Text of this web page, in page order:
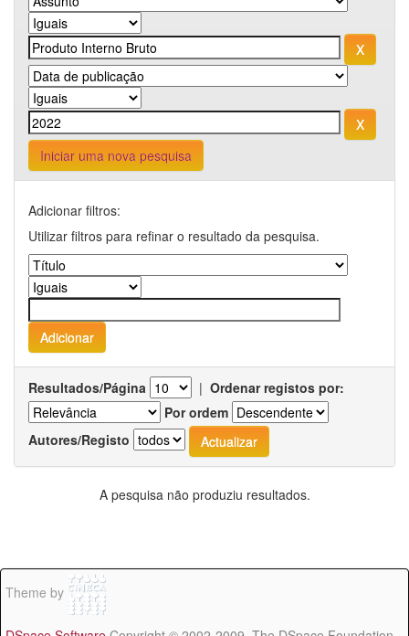
Iniciar uma nova pesquisa
Adicionar filtros:
Utilizar filtros para refinar o resultado da pesquisa.
Resultados/Página | Ordenar registos por:
Por ordem
Autores/Registo
A pesquisa não produziu resultados.
Theme by